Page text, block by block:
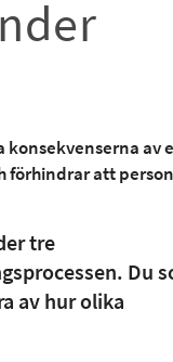
av
förhindrar att
tre
Du
av hur olika